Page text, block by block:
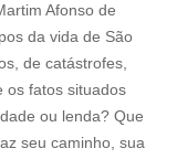
Afonso de
da vida de São
de catástrofes,
os fatos situados
ou lenda? Que
seu caminho, sua